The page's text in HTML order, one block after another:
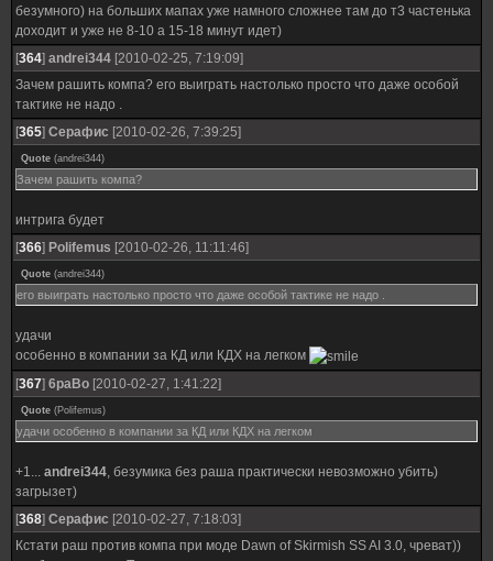
безумного) на больших мапах уже намного сложнее там до т3 частенька
доходит и уже не 8-10 а 15-18 минут идет)
[364] andrei344 [2010-02-25, 7:19:09]
Зачем рашить компа? его выиграть настолько просто что даже особой
тактике не надо .
[365] Серафис [2010-02-26, 7:39:25]
Quote (andrei344)
Зачем рашить компа?
интрига будет
[366] Polifemus [2010-02-26, 11:11:46]
Quote (andrei344)
его выиграть настолько просто что даже особой тактике не надо .
удачи
особенно в компании за КД или КДХ на легком
[367] 6paBo [2010-02-27, 1:41:22]
Quote (Polifemus)
удачи особенно в компании за КД или КДХ на легком
+1... andrei344, безумика без раша практически невозможно убить)
загрызет)
[368] Серафис [2010-02-27, 7:18:03]
Кстати раш против компа при моде Dawn of Skirmish SS AI 3.0, чреват))